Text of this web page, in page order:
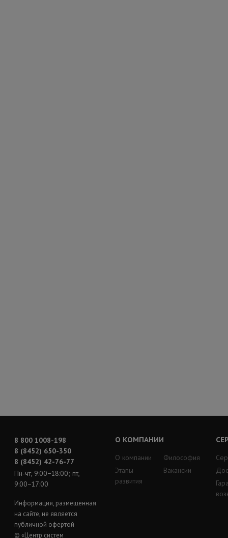
8 800 1008-198
8 (8452) 650-350
8 (8452) 42-76-77
Пн-чт, 9:00−18:00; пт,
9:00−17:00
Информация, размещенная
на сайте, не является
публичной офертой
© «Центр систем
О КОМПАНИИ
О компании
Этапы
развития
Философия
Вакансии